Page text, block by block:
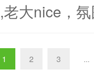
大nice，
1 2 3 ...